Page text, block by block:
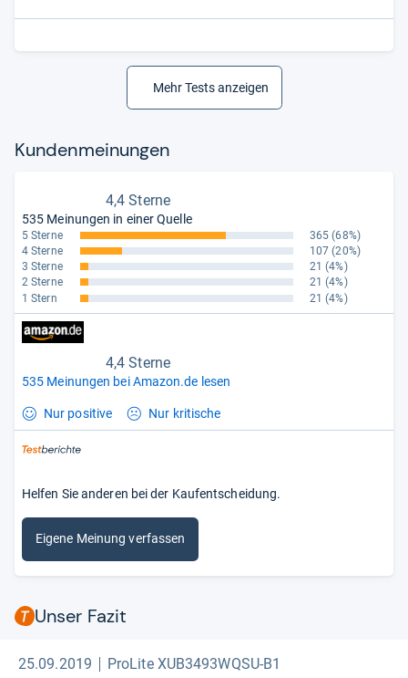
durch unsere Redaktion.
Mehr Tests anzeigen
Kun­den­mei­nun­gen
4,4 Sterne
535 Meinungen in einer Quelle
5 Sterne 365 (68%)
4 Sterne
107 (20%)
3 Sterne
21 (4%)
2 Sterne
21 (4%)
1 Stern
21 (4%)
4,4 Sterne
535 Meinungen bei Amazon.de lesen
Nur positive Nur kritische
Helfen Sie anderen bei der Kaufentscheidung.
Eigene Meinung verfassen
Unser Fazit
25.09.2019 ProLite XUB3493WQSU-B1